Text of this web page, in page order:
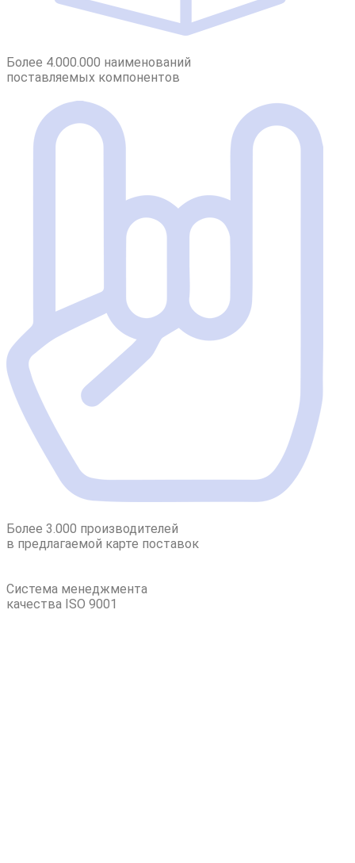
Более 4.000.000 наименований
поставляемых компонентов
Более 3.000 производителей
в предлагаемой карте поставок
Система менеджмента
качества ISO 9001